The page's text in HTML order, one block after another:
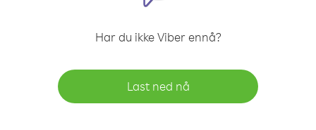
Har du ikke Viber ennå?
Last ned nå